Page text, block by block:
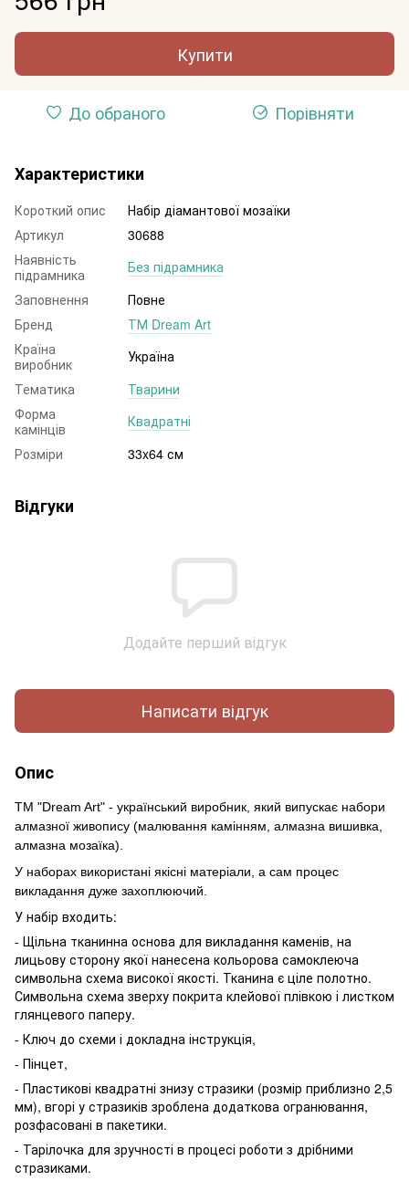
Купити
До обраного Порівняти
Характеристики
Короткий опис
Набір діамантової мозаїки
Артикул
30688
Наявність
підрамника
Без підрамника
Заповнення
Повне
Бренд
ТМ Dream Art
Країна
виробник
Україна
Тематика
Тварини
Форма
камінців
Квадратні
Розміри
33x64 см
Відгуки
Додайте перший відгук
Написати відгук
Опис
ТМ "Dream Art" - український виробник, який випускає набори
алмазної живопису (малювання камінням, алмазна вишивка,
алмазна мозаїка).
У наборах використані якісні матеріали, а сам процес
викладання дуже захоплюючий.
У набір входить:
- Щільна тканинна основа для викладання каменів, на
лицьову сторону якої нанесена кольорова самоклеюча
символьна схема високої якості. Тканина є ціле полотно.
Символьна схема зверху покрита клейової плівкою і листком
глянцевого паперу.
- Ключ до схеми і докладна інструкція,
- Пінцет,
- Пластикові квадратні знизу стразики (розмір приблизно 2,5
мм), вгорі у стразиків зроблена додаткова огранювання,
розфасовані в пакетики.
- Тарілочка для зручності в процесі роботи з дрібними
стразиками.